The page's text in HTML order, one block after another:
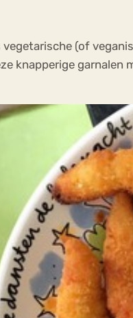
(of
knapperige garnalen